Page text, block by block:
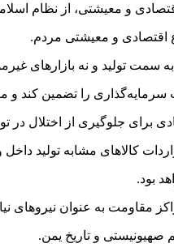
و معیشتی، از نظام
اقتصادی و معیشتی مردم.
سمت تولید و نه بازارهای
سرمایه‌گذاری را تضمین کند و
برای جلوگیری از اختلال در
کالاهای مشابه تولید
بود.
مقاومت به عنوان نیروهای
صهیونیستی و تاریخ یمن.